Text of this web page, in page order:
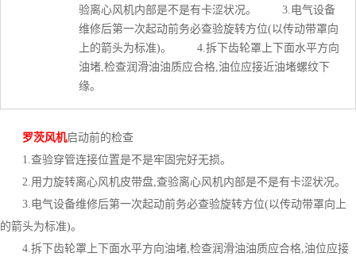
验离心风机内部是不是有卡涩状况。 3.电气设备
维修后第一次起动前务必查验旋转方位(以传动带罩向
上的箭头为标准)。 4.拆下齿轮罩上下面水平方向
油堵,检查润滑油油质应合格,油位应接近油堵螺纹下
缘。
罗茨风机启动前的检查
1.查验穿管连接位置是不是牢固完好无损。
2.用力旋转离心风机皮带盘,查验离心风机内部是不是有卡涩状况。
3.电气设备维修后第一次起动前务必查验旋转方位(以传动带罩向上
的箭头为标准)。
4.拆下齿轮罩上下面水平方向油堵,检查润滑油油质应合格,油位应接